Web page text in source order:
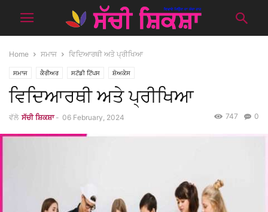
Home ਸਮਾਜ ਵਿਦਿਆਰਥੀ ਅਤੇ ਪ੍ਰੀਖਿਆ
ਸਮਾਜ ਕੈਰੀਅਰ ਸਟੱਡੀ ਟਿੱਪਸ ਸ਼ੋਅਕੇਸ
ਵਿਦਿਆਰਥੀ ਅਤੇ ਪ੍ਰੀਖਿਆ
ਵੱਲੋ ਸੱਚੀ ਸ਼ਿਕਸ਼ਾ - 06 February, 2024 0
747